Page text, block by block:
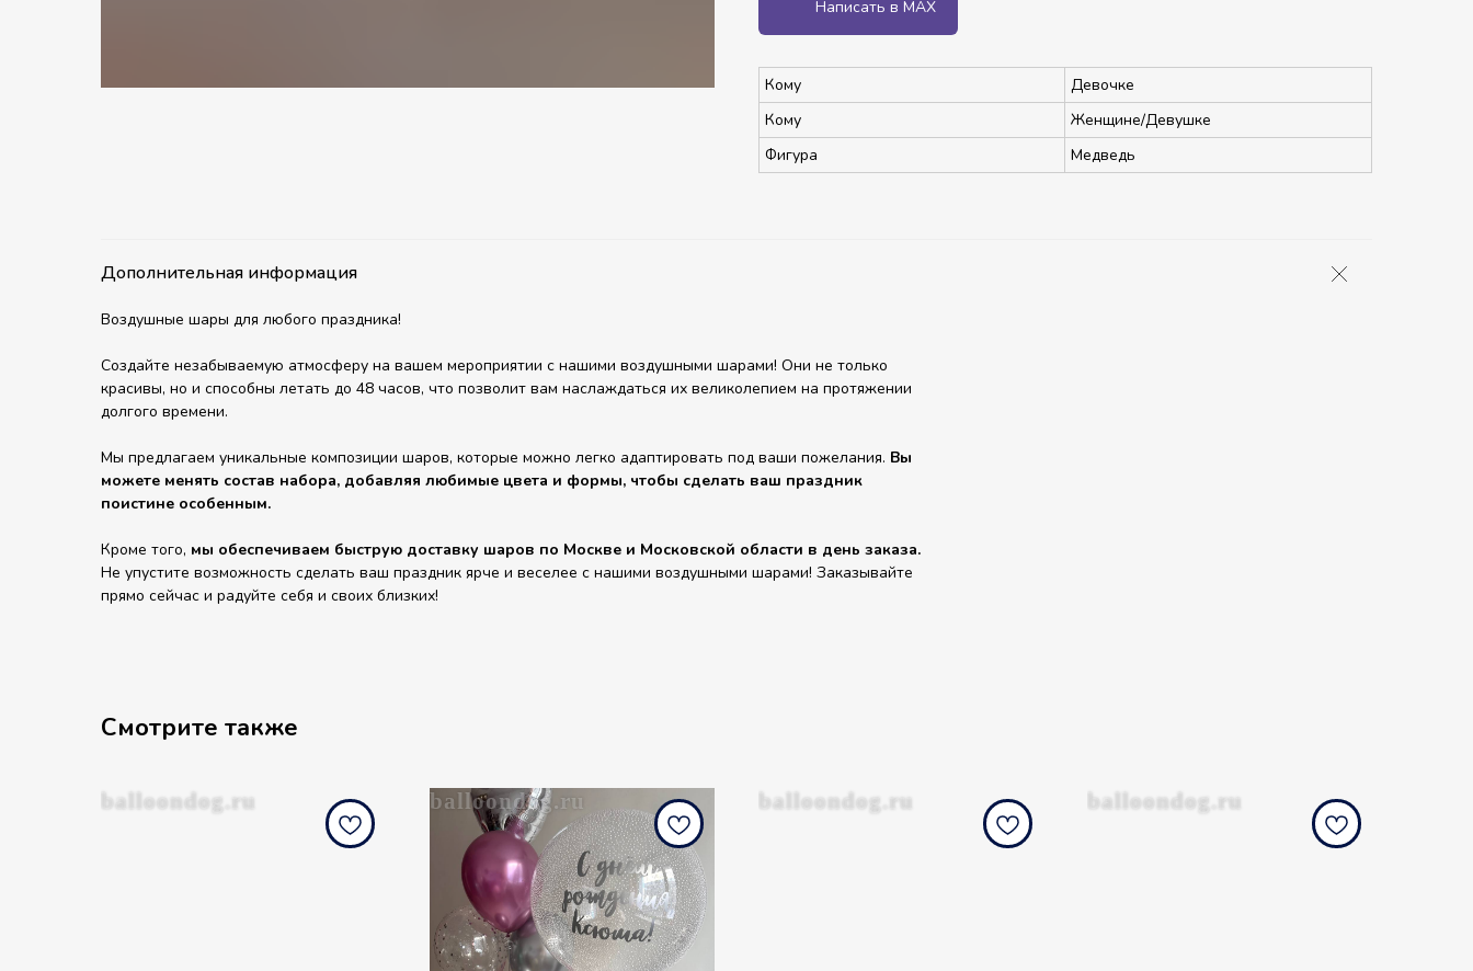
Написать в MAX
Кому
Девочке
Кому
Женщине/Девушке
Фигура
Медведь
Дополнительная информация
Воздушные шары для любого праздника!
Создайте незабываемую атмосферу на вашем мероприятии с нашими воздушными шарами! Они не только
красивы, но и способны летать до 48 часов, что позволит вам наслаждаться их великолепием на протяжении
долгого времени.
Мы предлагаем уникальные композиции шаров, которые можно легко адаптировать под ваши пожелания. Вы
можете менять состав набора, добавляя любимые цвета и формы, чтобы сделать ваш праздник
поистине особенным.
Кроме того, мы обеспечиваем быструю доставку шаров по Москве и Московской области в день заказа.
Не упустите возможность сделать ваш праздник ярче и веселее с нашими воздушными шарами! Заказывайте
прямо сейчас и радуйте себя и своих близких!
Смотрите также
balloondog.ru balloondog.ru balloondog.ru balloondog.ru